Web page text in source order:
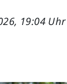
19:04 Uhr